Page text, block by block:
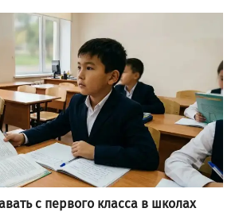
с первого класса в школах